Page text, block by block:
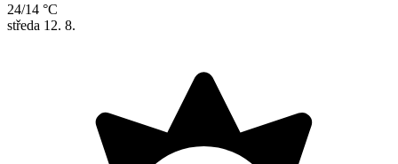
24/14 °C
středa 12. 8.